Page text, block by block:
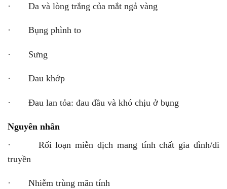
· Da và lòng trắng của mắt ngả vàng
· Bụng phình to
· Sưng
· Đau khớp
· Đau lan tỏa: đau đầu và khó chịu ở bụng
Nguyên nhân
· Rối loạn miễn dịch mang tính chất gia đình/di
truyền
· Nhiễm trùng mãn tính